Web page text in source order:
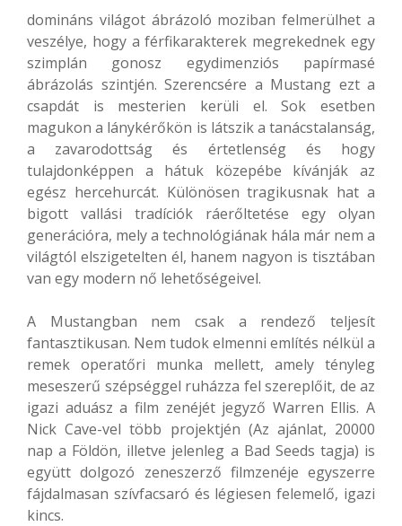
domináns világot ábrázoló moziban felmerülhet a
veszélye, hogy a férfikarakterek megrekednek egy
szimplán gonosz egydimenziós papírmasé
ábrázolás szintjén. Szerencsére a Mustang ezt a
csapdát is mesterien kerüli el. Sok esetben
magukon a lánykérőkön is látszik a tanácstalanság,
a zavarodottság és értetlenség és hogy
tulajdonképpen a hátuk közepébe kívánják az
egész hercehurcát. Különösen tragikusnak hat a
bigott vallási tradíciók ráerőltetése egy olyan
generációra, mely a technológiának hála már nem a
világtól elszigetelten él, hanem nagyon is tisztában
van egy modern nő lehetőségeivel.
A Mustangban nem csak a rendező teljesít
fantasztikusan. Nem tudok elmenni említés nélkül a
remek operatőri munka mellett, amely tényleg
meseszerű szépséggel ruházza fel szereplőit, de az
igazi aduász a film zenéjét jegyző Warren Ellis. A
Nick Cave-vel több projektjén (Az ajánlat, 20000
nap a Földön, illetve jelenleg a Bad Seeds tagja) is
együtt dolgozó zeneszerző filmzenéje egyszerre
fájdalmasan szívfacsaró és légiesen felemelő, igazi
kincs.